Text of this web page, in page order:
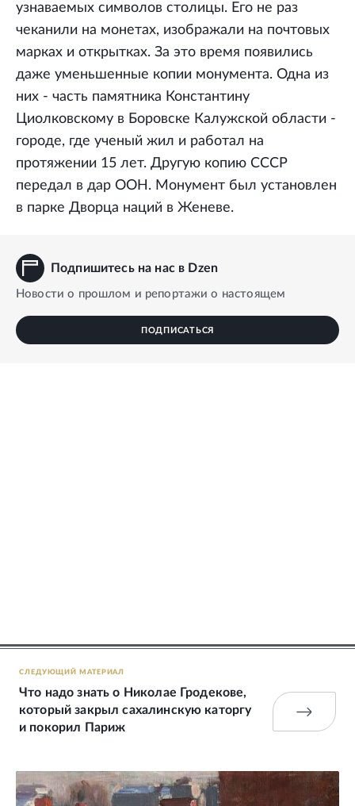
узнаваемых символов столицы. Его не раз
чеканили на монетах, изображали на почтовых
марках и открытках. За это время появились
даже уменьшенные копии монумента. Одна из
них - часть памятника Константину
Циолковскому в Боровске Калужской области -
городе, где ученый жил и работал на
протяжении 15 лет. Другую копию СССР
передал в дар ООН. Монумент был установлен
в парке Дворца наций в Женеве.
Подпишитесь на нас в Dzen
Новости о прошлом и репортажи о настоящем
ПОДПИСАТЬСЯ
СЛЕДУЮЩИЙ МАТЕРИАЛ
Что надо знать о Николае Гродекове,
который закрыл сахалинскую каторгу
и покорил Париж